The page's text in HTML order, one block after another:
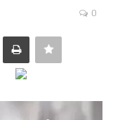
0